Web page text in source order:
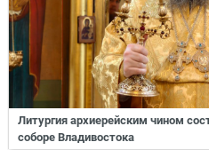
Литургия архиерейским чином
соборе Владивостока